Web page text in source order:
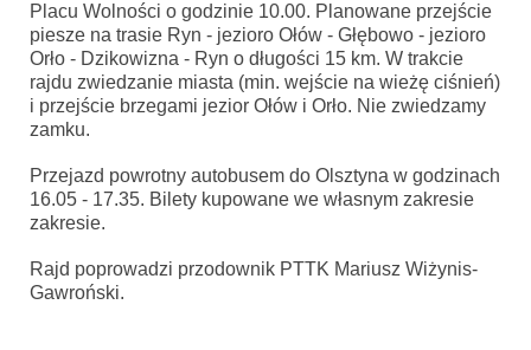
Placu Wolności o godzinie 10.00. Planowane przejście
piesze na trasie Ryn - jezioro Ołów - Głębowo - jezioro
Orło - Dzikowizna - Ryn o długości 15 km. W trakcie
rajdu zwiedzanie miasta (min. wejście na wieżę ciśnień)
i przejście brzegami jezior Ołów i Orło. Nie zwiedzamy
zamku.
Przejazd powrotny autobusem do Olsztyna w godzinach
16.05 - 17.35. Bilety kupowane we własnym zakresie
zakresie.
Rajd poprowadzi przodownik PTTK Mariusz Wiżynis-
Gawroński.